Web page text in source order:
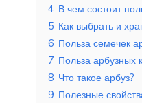
4 В чем состоит
5 Как выбрать и
6 Польза семечек
7 Польза арбузных
8 Что такое арбуз?
9 Полезные